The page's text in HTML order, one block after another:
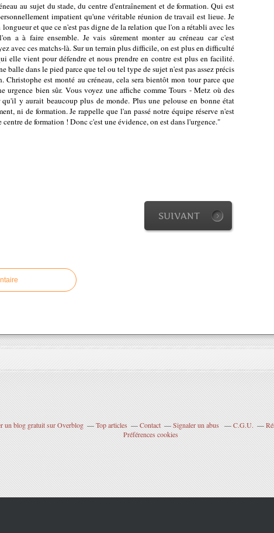
au sujet du stade, du centre d'entraînement et de formation. Qui est
impatient qu'une véritable réunion de travail est lieue. Je
et que ce n'est pas digne de la relation que l'on a rétabli avec les
a à faire ensemble. Je vais sûrement monter au créneau car c'est
avec ces matchs-là. Sur un terrain plus difficile, on est plus en difficulté
elle vient pour défendre et nous prendre en contre est plus en facilité.
balle dans le pied parce que tel ou tel type de sujet n'est pas assez précis
Christophe est monté au créneau, cela sera bientôt mon tour parce que
urgence bien sûr. Vous voyez une affiche comme Tours - Metz où des
y aurait beaucoup plus de monde. Plus une pelouse en bonne état
ni de formation. Je rappelle que l'an passé notre équipe réserve n'est
de formation ! Donc c'est une évidence, on est dans l'urgence."
SUIVANT
un blog gratuit sur Overblog Top articles Contact Signaler un abus C.G.U.
Préférences cookies